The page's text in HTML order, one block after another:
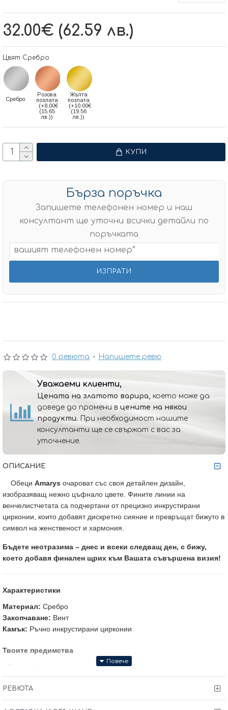
0 ревюта - Напишете ревю
32.00€ (62.59 лв.)
Цвят Сребро
Сребро
Розова
позлата
(+8.00€
(15.65
лв.))
Жълта
позлата
(+10.00€
(19.56
лв.))
КУПИ
Бърза поръчка
Запишете телефонен номер и наш
консултант ще уточни всички детайли по
поръчката
Уважаеми клиенти,
Цената на златото варира, което може да
доведе до промени в цените на някои
продукти. При необходимост нашите
консултанти ще се свържат с вас за
уточнение.
ОПИСАНИЕ
Обеци Amarys очароват със своя детайлен дизайн,
изобразяващ нежно цъфнало цвете. Фините линии на
венчелистчетата са подчертани от прецизно инкрустирани
цирконии, които добавят дискретно сияние и превръщат бижуто в
символ на женственост и хармония.
Бъдете неотразима – днес и всеки следващ ден, с бижу,
което добавя финален щрих към Вашата съвършена визия!
Характеристики
Материал: Сребро
Закопчаване: Винт
Камък: Ръчно инкрустирани цирконии
Твоите предимства
за качество и произход
•Гаранция от 6 месеца
•Тест и преглед
• Произведено в България
РЕВЮТА